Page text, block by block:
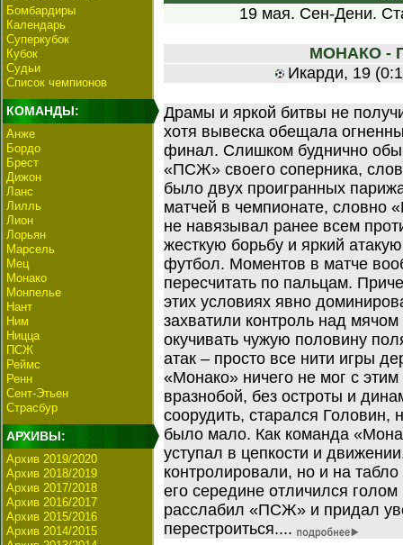
Бомбардиры
Календарь
Суперкубок
Кубок
Судьи
Список чемпионов
КОМАНДЫ:
Анже
Бордо
Брест
Дижон
Ланс
Лилль
Лион
Лорьян
Марсель
Мец
Монако
Монпелье
Нант
Ним
Ницца
ПСЖ
Реймс
Ренн
Сент-Этьен
Страсбур
АРХИВЫ:
Архив 2019/2020
Архив 2018/2019
Архив 2017/2018
Архив 2016/2017
Архив 2015/2016
Архив 2014/2015
19 мая. Сен-Дени.
МОНАКО -
Икарди, 19
Драмы и яркой битвы не
хотя вывеска обещала
финал. Слишком буднично
«ПСЖ» своего соперника,
было двух проигранных
матчей в чемпионате, словно
не навязывал ранее всем
жесткую борьбу и яркий
футбол. Моментов в матче
пересчитать по пальцам.
этих условиях явно
захватили контроль над
окучивать чужую половину
атак – просто все нити игры
«Монако» ничего не мог с
вразнобой, без остроты и
соорудить, старался Головин,
было мало. Как команда
уступал в цепкости и
контролировали, но и на
его середине отличился
расслабил «ПСЖ» и придал
перестроиться....